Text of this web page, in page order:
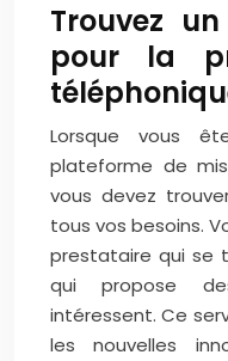
Trouvez
pour la
Lorsque vous
plateforme de
vous devez
tous vos besoins.
prestataire qui se
qui propose
intéressent. Ce
les nouvelles